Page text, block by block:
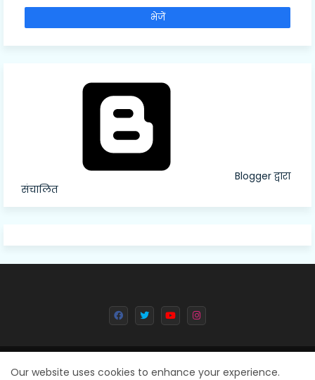
Blogger द्वारा
संचालित
All Right Reserved Copyright © 2024 Deval Dainik || Created By
Our website uses cookies to enhance your experience.